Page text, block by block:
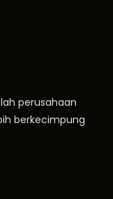
perusahaan
berkecimpung